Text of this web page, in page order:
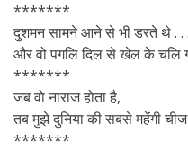
*******
दुशमन सामने आने से भी डरते थे . . .
और वो पगलि दिल से खेल के चलि
*******
जब वो नाराज होता है,
तब मुझे दुनिया की सबसे महेंगी
*******